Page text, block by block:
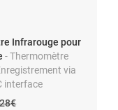
Infrarouge pour
- Thermomètre
via
interface
prix :
:
: